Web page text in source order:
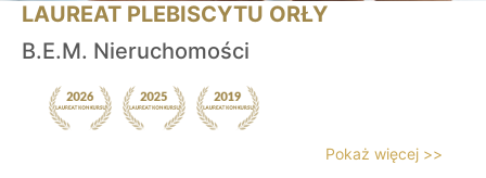
LAUREAT PLEBISCYTU ORŁY
B.E.M. Nieruchomości
Pokaż więcej >>